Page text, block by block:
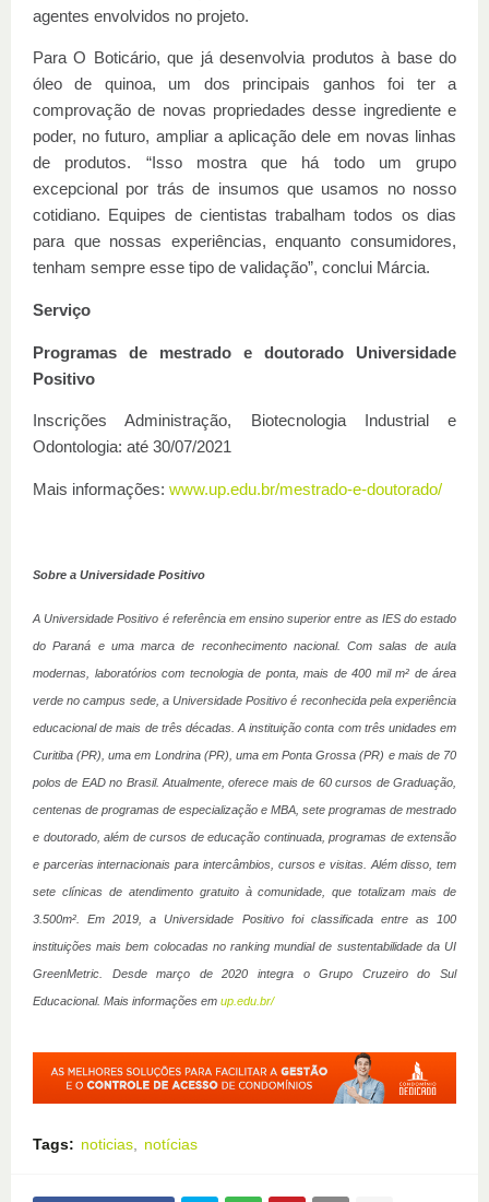
agentes envolvidos no projeto.
Para O Boticário, que já desenvolvia produtos à base do
óleo de quinoa, um dos principais ganhos foi ter a
comprovação de novas propriedades desse ingrediente e
poder, no futuro, ampliar a aplicação dele em novas linhas
de produtos. “Isso mostra que há todo um grupo
excepcional por trás de insumos que usamos no nosso
cotidiano. Equipes de cientistas trabalham todos os dias
para que nossas experiências, enquanto consumidores,
tenham sempre esse tipo de validação”, conclui Márcia.
Serviço
Programas de mestrado e doutorado Universidade
Positivo
Inscrições Administração, Biotecnologia Industrial e
Odontologia: até 30/07/2021
Mais informações: www.up.edu.br/mestrado-e-doutorado/
Sobre a Universidade Positivo
A Universidade Positivo é referência em ensino superior entre as IES do estado
do Paraná e uma marca de reconhecimento nacional. Com salas de aula
modernas, laboratórios com tecnologia de ponta, mais de 400 mil m² de área
verde no campus sede, a Universidade Positivo é reconhecida pela experiência
educacional de mais de três décadas. A instituição conta com três unidades em
Curitiba (PR), uma em Londrina (PR), uma em Ponta Grossa (PR) e mais de 70
polos de EAD no Brasil. Atualmente, oferece mais de 60 cursos de Graduação,
centenas de programas de especialização e MBA, sete programas de mestrado
e doutorado, além de cursos de educação continuada, programas de extensão
e parcerias internacionais para intercâmbios, cursos e visitas. Além disso, tem
sete clínicas de atendimento gratuito à comunidade, que totalizam mais de
3.500m². Em 2019, a Universidade Positivo foi classificada entre as 100
instituições mais bem colocadas no ranking mundial de sustentabilidade da UI
GreenMetric. Desde março de 2020 integra o Grupo Cruzeiro do Sul
Educacional. Mais informações em up.edu.br/
Tags: noticias notícias